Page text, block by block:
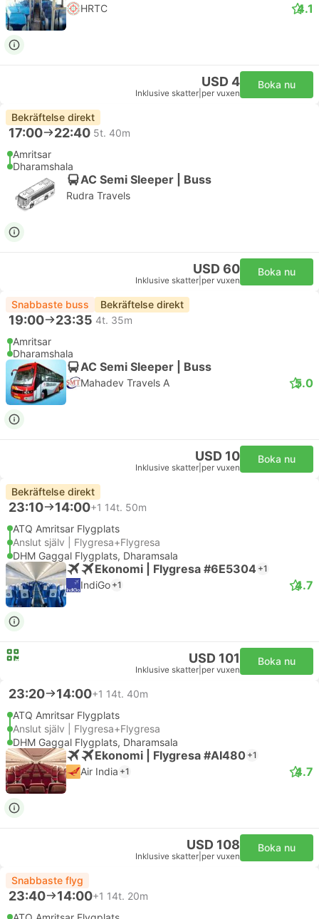
HRTC 4.1
USD 4
Inklusive skatter per vuxen
Boka nu
Bekräftelse direkt
17:00 22:40 5t. 40m
Amritsar
Dharamshala
AC Semi Sleeper | Buss
Rudra Travels
USD 60
Inklusive skatter per vuxen
Boka nu
Snabbaste buss Bekräftelse direkt
19:00 23:35 4t. 35m
Amritsar
Dharamshala
AC Semi Sleeper | Buss
Mahadev Travels A 5.0
USD 10
Inklusive skatter per vuxen
Boka nu
Bekräftelse direkt
23:10 14:00+1 14t. 50m
ATQ Amritsar Flygplats
Anslut själv | Flygresa+Flygresa
DHM Gaggal Flygplats, Dharamsala
Ekonomi | Flygresa #6E5304 +1
IndiGo +1 4.7
USD 101
Inklusive skatter per vuxen
Boka nu
23:20 14:00+1 14t. 40m
ATQ Amritsar Flygplats
Anslut själv | Flygresa+Flygresa
DHM Gaggal Flygplats, Dharamsala
Ekonomi | Flygresa #AI480 +1
Air India +1 4.7
USD 108
Inklusive skatter per vuxen
Boka nu
Snabbaste flyg
23:40 14:00+1 14t. 20m